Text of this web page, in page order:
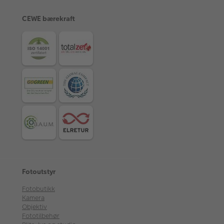
CEWE bærekraft
Fotoutstyr
Fotobutikk
Kamera
Objektiv
Fototilbehør